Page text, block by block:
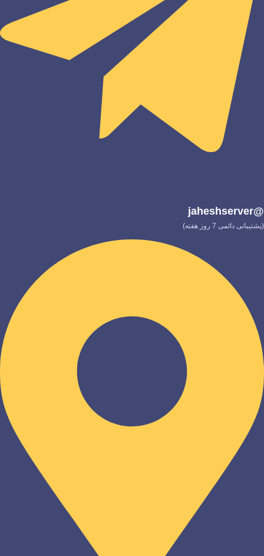
@jaheshserver
(پشتیبانی دائمی 7 روز هفته)